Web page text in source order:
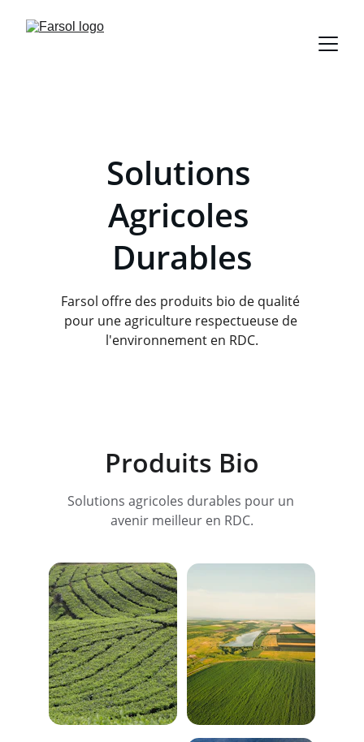
Solutions
Agricoles
Durables
Farsol offre des produits bio de qualité
pour une agriculture respectueuse de
l'environnement en RDC.
Produits Bio
Solutions agricoles durables pour un
avenir meilleur en RDC.